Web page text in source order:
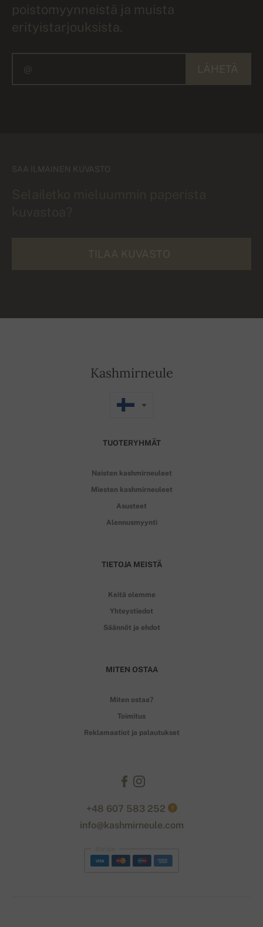
poistomyynneistä ja muista
erityistarjouksista.
SAA ILMAINEN KUVASTO
Kashmirneule
TUOTERYHMÄT
Naisten kashmirneuleet
Miesten kashmirneuleet
Asusteet
Alennusmyynti
TIETOJA MEISTÄ
Keitä olemme
Yhteystiedot
Säännöt ja ehdot
MITEN OSTAA
Miten ostaa?
Toimitus
Reklamaatiot ja palautukset
+48 607 583 252 ?
info@kashmirneule.com